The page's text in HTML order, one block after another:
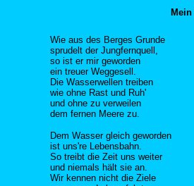
Wie aus des Berges Grunde
sprudelt der Jungfernquell,
so ist er mir geworden
ein treuer Weggesell.
Die Wasserwellen treiben
wie ohne Rast und Ruh'
und ohne zu verweilen
dem fernen Meere zu.
Dem Wasser gleich geworden
ist uns're Lebensbahn.
So treibt die Zeit uns weiter
und niemals hält sie an.
Wir kennen nicht die Ziele